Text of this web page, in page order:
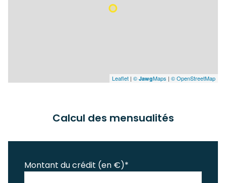
Leaflet | © JawgMaps | © OpenStreetMap
Calcul des mensualités
Montant du crédit (en €)*